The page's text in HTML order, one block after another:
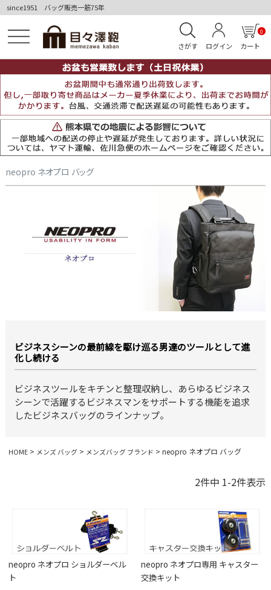
since1951 バッグ販売一筋75年
さがす ログイン カート
0
neopro ネオプロ バッグ
ビジネスシーンの最前線を駆け巡る男達のツールとして進
化し続ける
ビジネスツールをキチンと整理収納し、あらゆるビジネス
シーンで活躍するビジネスマンをサポートする機能を追求
したビジネスバッグのラインナップ。
HOME メンズ バッグ メンズバッグ ブランド neopro ネオプロ バッグ
2件中 1-2件表示
neopro ネオプロ ショルダーベル
ト
neopro ネオプロ専用 キャスター
交換キット